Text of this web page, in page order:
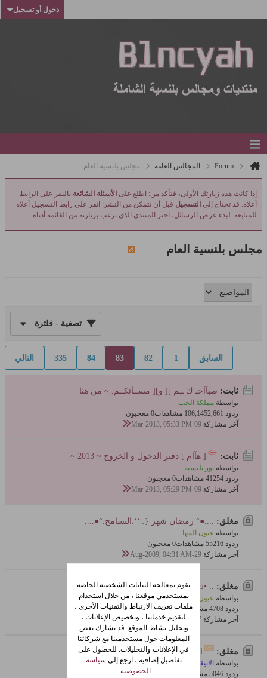
دخول أو تسجيل
Forum المجالس العامة مجلس بلنسية العام
إذا كانت هذه زيارتك الأولى، فتأكد من: اطلع على الأسئلة الشائعة بالنقر على الرابط
أعلاه. قد تحتاج إلى التسجيل قبل أن تتمكن من النشر: انقر على رابط التسجيل أعلاه
للمتابعة. لبدء عرض الرسائل، اختر المنتدى الذي ترغب بزيارته من القائمة أدناه.
مجلس بلنسية العام
تصفية - فلترة
السابق 1
82
83
84
335 التالي
ثابت: صبآآحـ ك ــم ][ و][ مســآئكــم..~ من هنا
بواسطة مملكة الحب
ردود 2,661
106,145 مشاهدات
0 معجبون
آخر مشاركة 09-Mar-2013, 05:33 PM
ثابت: [ هآام ] دفتر الدخول و الخروج ~ 2013 ~
بواسطة نور بلنسية
ردود 54
412 مشاهدات
0 معجبون
آخر مشاركة 09-Mar-2013, 05:29 PM
مغلق: ....●° رمضان شهر {..‘‘.التسامح.°●....
بواسطة عيون المها
ردود 16
552 مشاهدات
0 معجبون
آخر مشاركة 29-Aug-2009, 04:31 AM
مغلق: .. •εïз¦[• تًشٍآبـًٌـه الُآرٍوًآحٌِ •]¦εïз• ..
بواسطة عيون المها
ردود 8
470 مشاهدات
0 معجبون
آخر مشاركة 27-Aug-2009, 02:05 PM
مغلق: الشئ الضروري لحياتنا
بواسطة الانيقة
ردود 6
504 مشاهدات
نقوم بمعالجة البيانات الشخصية الخاصة
بمستخدمي موقعنا ، من خلال استخدام
ملفات تعريف الارتباط والتقنيات الأخرى ،
لتقديم خدماتنا ، وتخصيص الإعلانات ،
وتحليل نشاط الموقع. قد نشارك بعض
المعلومات حول مستخدمينا مع شركائنا
في الإعلانات والتحليلات. للحصول على
تفاصيل إضافية ، ارجع إلى سياسة
الخصوصية .